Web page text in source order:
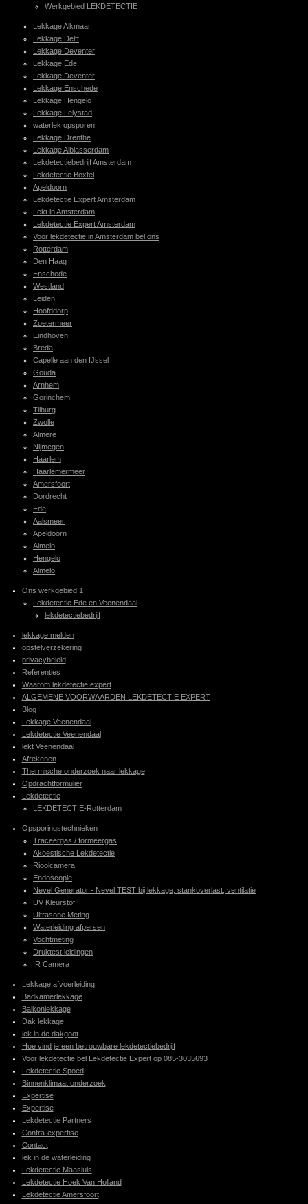
Werkgebied LEKDETECTIE
Lekkage Alkmaar
Lekkage Delft
Lekkage Deventer
Lekkage Ede
Lekkage Deventer
Lekkage Enschede
Lekkage Hengelo
Lekkage Lelystad
waterlek opsporen
Lekkage Drenthe
Lekkage Alblasserdam
Lekdetectiebedrijf Amsterdam
Lekdetectie Boxtel
Apeldoorn
Lekdetectie Expert Amsterdam
Lekt in Amsterdam
Lekdetectie Expert Amsterdam
Voor lekdetectie in Amsterdam bel ons
Rotterdam
Den Haag
Enschede
Westland
Leiden
Hoofddorp
Zoetermeer
Eindhoven
Breda
Capelle aan den IJssel
Gouda
Arnhem
Gorinchem
Tilburg
Zwolle
Almere
Nijmegen
Haarlem
Haarlemermeer
Amersfoort
Dordrecht
Ede
Aalsmeer
Apeldoorn
Almelo
Hengelo
Almelo
Ons werkgebied 1
Lekdetectie Ede en Veenendaal
lekdetectiebedrijf
lekkage melden
opstelverzekering
privacybeleid
Referenties
Waarom lekdetectie expert
ALGEMENE VOORWAARDEN LEKDETECTIE EXPERT
Blog
Lekkage Veenendaal
Lekdetectie Veenendaal
lekt Veenendaal
Afrekenen
Thermische onderzoek naar lekkage
Opdrachtformulier
Lekdetectie
LEKDETECTIE-Rotterdam
Opsporingstechnieken
Traceergas / formeergas
Akoestische Lekdetectie
Rioolcamera
Endoscopie
Nevel Generator - Nevel TEST bij lekkage, stankoverlast, ventilatie
UV Kleurstof
Ultrasone Meting
Waterleiding afpersen
Vochtmeting
Druktest leidingen
IR Camera
Lekkage afvoerleiding
Badkamerlekkage
Balkonlekkage
Dak lekkage
lek in de dakgoot
Hoe vind je een betrouwbare lekdetectiebedrijf
Voor lekdetectie bel Lekdetectie Expert op 085-3035693
Lekdetectie Spoed
Binnenklimaat onderzoek
Expertise
Expertise
Lekdetectie Partners
Contra-expertise
Contact
lek in de waterleiding
Lekdetectie Maasluis
Lekdetectie Hoek Van Holland
Lekdetectie Amersfoort